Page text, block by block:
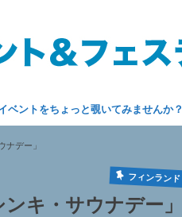
ベントをちょっと覗いてみませんか？
ナデー」
フィンランド
キ・サウナデー」